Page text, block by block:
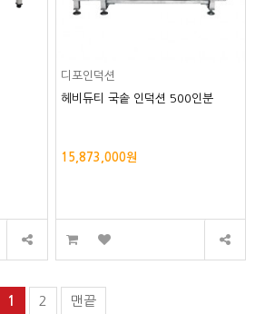
디포인덕션
헤비듀티 국솥 인덕션 500인분
15,873,000원
1 2 맨끝